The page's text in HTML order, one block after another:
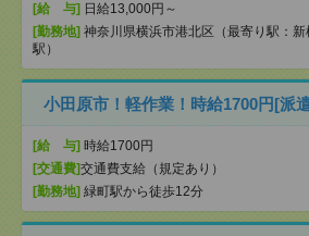
[給 与] 日給13,000円～
[勤務地] 神奈川県横浜市港北区（最寄り駅：新
駅）
小田原市！軽作業！時給1700円[派
[給 与] 時給1700円
[交通費]交通費支給（規定あり）
[勤務地] 緑町駅から徒歩12分